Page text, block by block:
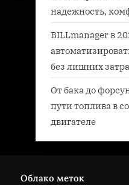
надежность,
BILLmanager в
без лишних
От бака до
пути топлива в
двигателе
Облако меток